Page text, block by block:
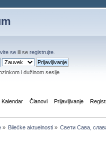
se ili se registrujte
i dužinom sesije
Kalendar Članovi Prijavljivanje
» Bilećke aktuelnosti» Свети Сава,